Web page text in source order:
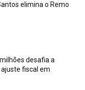
elimina o Remo
desafia a
fiscal em